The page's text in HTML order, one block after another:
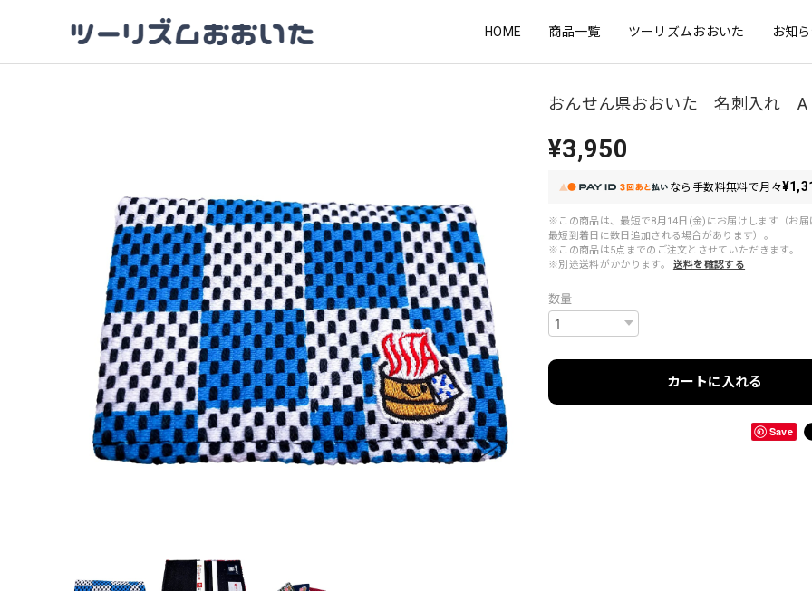
HOME 商品一覧 ツーリズムおおいた お知
おんせん県おおいた 名刺入れ A
¥3,950
なら 手数料無料で月々
※この商品は、最短で8月14日(金)にお届けします（お届
最短到着日に数日追加される場合があります）。
※この商品は5点までのご注文とさせていただきます。
※別途送料がかかります。
送料を確認する
数量
カートに入れる
Save